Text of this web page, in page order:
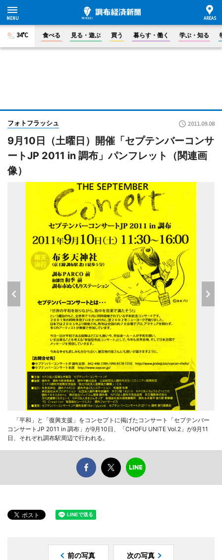
34°C 食べる 見る・遊ぶ 買う 暮らす・働く 学ぶ・知る
フォトフラッシュ 2011.09.08
9月10日（土曜日）開催「セプテンバーコンサ
ートJP 2011 in 調布」パンフレット（関連画
像）
「平和」と「復興支援」をコンセプトに掲げたコンサート「セプテンバー
コンサートJP 2011 in 調布」が9月10日、「CHOFU UNITE Vol.2」が9月11
日、それぞれ調布駅周辺で行われる。
前の写真 次の写真